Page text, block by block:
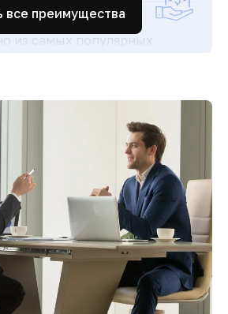
из самых популярных
на аренду недвижимости.
покупки для
сопровождение юристов
быстрыми и безопасными.
и
международные
центры и высокий
все преимущества